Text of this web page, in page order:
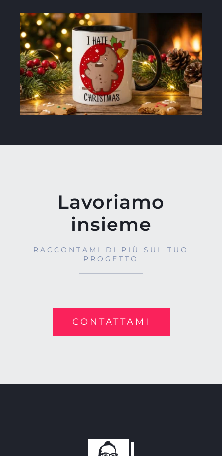
Lavoriamo
insieme
RACCONTAMI DI PIÙ SUL TUO
PROGETTO
CONTATTAMI